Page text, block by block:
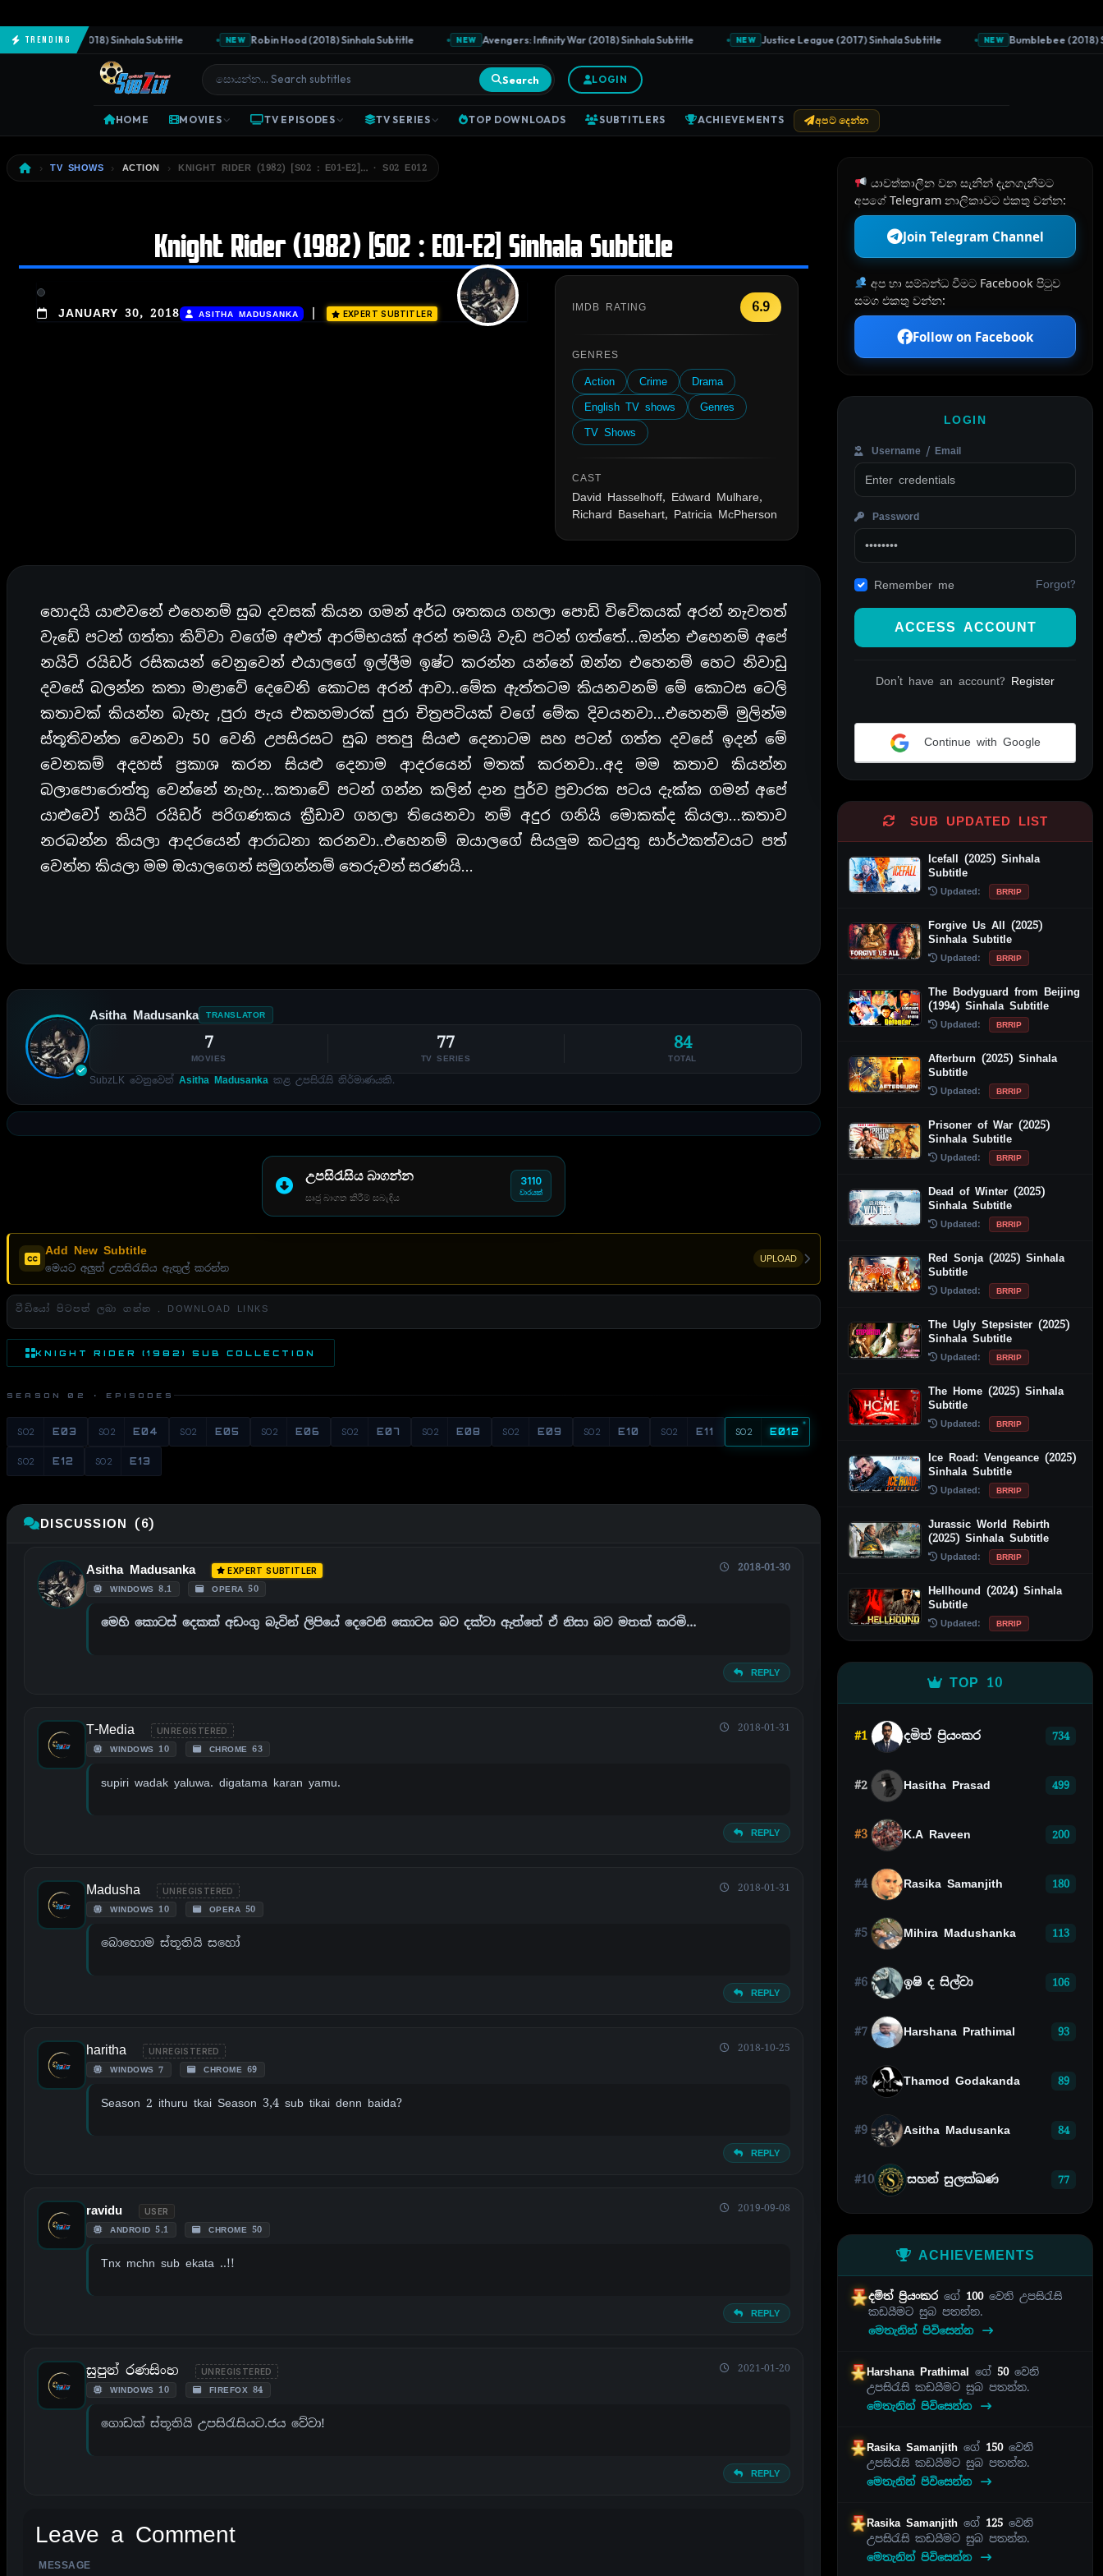
Trending
Predator (2018) Sinhala Subtitle NEW Robin Hood (2018) Sinhala Subtitle NEW Avengers: Infinity War (2018) Sinhala Subtitle NEW Justice League (2017) Sinhala Subtitle NEW Bumblebee (2018)
Search LOGIN
HOME MOVIES TV EPISODES TV SERIES TOP DOWNLOADS SUBTITLERS ACHIEVEMENTS අපට දෙන්න
TV SHOWS ACTION KNIGHT RIDER (1982) [S02 : E01-E2]… · S02 E012
Knight Rider (1982) [S02 : E01-E2] Sinhala Subtitle
JANUARY 30, 2018 ASITHA MADUSANKA EXPERT SUBTITLER
IMDB RATING 6.9
GENRES
Action Crime
Drama
English TV shows
Genres
TV Shows
CAST
David Hasselhoff, Edward Mulhare,
Richard Basehart, Patricia McPherson
හොදයි යාළුවනේ එහෙනම් සුබ දවසක් කියන ගමන් අර්ධ ශතකය ගහලා පොඩි විවේකයක් අරන් නැවතත්
වැඩේ පටන් ගත්තා කිව්වා වගේම අළුත් ආරම්භයක් අරන් තමයි වැඩ පටන් ගත්තේ…ඔන්න එහෙනම් අපේ
නයිට් රයිඩර් රසිකයන් වෙනුවෙන් එයාලගේ ඉල්ලීම ඉෂ්ට කරන්න යන්නේ ඔන්න එහෙනම් හෙට නිවාඩු
දවසේ බලන්න කතා මාළාවේ දෙවෙනි කොටස අරන් ආවා..මේක ඇත්තටම කියනවනම් මේ කොටස ටෙලි
කතාවක් කියන්න බැහැ ,පුරා පැය එකහමාරක් පුරා චිත්‍රපටියක් වගේ මේක දිවයනවා…එහෙනම් මුලින්ම
ස්තූතිවන්ත වෙනවා 50 වෙනි උපසිරසට සුබ පතපු සියළු දෙනාටම සහ පටන් ගත්ත දවසේ ඉදන් මේ
වෙනකම් අදහස් ප්‍රකාශ කරන සියළු දෙනාම ආදරයෙන් මතක් කරනවා..අද මම කතාව කියන්න
බලාපොරොත්තු වෙන්නේ නැහැ…කතාවේ පටන් ගන්න කලින් දාන පුර්ව ප්‍රචාරක පටය දැක්ක ගමන් අපේ
යාළුවෝ නයිට් රයිඩර් පරිගණකය ක්‍රීඩාව ගහලා තියෙනවා නම් අදුර ගනියි මොකක්ද කියලා…කතාව
නරබන්න කියලා ආදරයෙන් ආරාධනා කරනවා..එහෙනම් ඔයාලගේ සියලුම කටයුතු සාර්ථකත්වයට පත්
වෙන්න කියලා මම ඔයාලගෙන් සමුගන්නම් තෙරුවන් සරණයි…
Asitha Madusanka TRANSLATOR
7
MOVIES
77
TV SERIES
84
TOTAL
SubzLK වෙනුවෙන් Asitha Madusanka කළ උපසිරැසි නිර්මාණයකි.
උපසිරැසිය බාගන්න
සෘජු බාගත කිරීම් සබැඳිය
3110
වාරයක්
Add New Subtitle
මෙයට අලුත් උපසිරැසිය ඇතුල් කරන්න
UPLOAD
වීඩියෝ පිටපත් ලබා ගන්න . DOWNLOAD LINKS
KNIGHT RIDER (1982) SUB COLLECTION
SEASON 02 · EPISODES
S02 E03 S02 E04 S02 E05 S02 E06 S02 E07 S02 E08 S02 E09 S02 E10 S02 E11 S02 E012
S02 E12 S02 E13
DISCUSSION (6)
Asitha Madusanka EXPERT SUBTITLER
WINDOWS 8.1 OPERA 50
2018-01-30
මෙහි කොටස් දෙකක් අඩංගු බැවින් ලිපියේ දෙවෙනි කොටස බව දක්වා ඇත්තේ ඒ නිසා බව මතක් කරමි…
REPLY
T-Media UNREGISTERED
WINDOWS 10 CHROME 63
2018-01-31
supiri wadak yaluwa. digatama karan yamu.
REPLY
Madusha UNREGISTERED
WINDOWS 10 OPERA 50
2018-01-31
බොහොම ස්තූතියි සහෝ
REPLY
haritha UNREGISTERED
WINDOWS 7 CHROME 69
2018-10-25
Season 2 ithuru tkai Season 3,4 sub tikai denn baida?
REPLY
ravidu USER
ANDROID 5.1 CHROME 50
2019-09-08
Tnx mchn sub ekata ..!!
REPLY
සුපුන් රණසිංහ UNREGISTERED
WINDOWS 10 FIREFOX 84
2021-01-20
ගොඩක් ස්තූතියි උපසිරැසියට.ජය වේවා!
REPLY
Leave a Comment
MESSAGE
ALTERNATIVE:
යාවත්කාලීන වන සැනින් දැනගැනීමට
අපගේ Telegram නාලිකාවට එකතු වන්න:
Join Telegram Channel
අප හා සම්බන්ධ වීමට Facebook පිටුව
සමග එකතු වන්න:
Follow on Facebook
LOGIN
Username / Email
Password
Remember me Forgot?
ACCESS ACCOUNT
Don't have an account? Register
Continue with Google
SUB UPDATED LIST
Icefall (2025) Sinhala
Subtitle
Updated: BRRIP
Forgive Us All (2025)
Sinhala Subtitle
Updated: BRRIP
The Bodyguard from Beijing
(1994) Sinhala Subtitle
Updated: BRRIP
Afterburn (2025) Sinhala
Subtitle
Updated: BRRIP
Prisoner of War (2025)
Sinhala Subtitle
Updated: BRRIP
Dead of Winter (2025)
Sinhala Subtitle
Updated: BRRIP
Red Sonja (2025) Sinhala
Subtitle
Updated: BRRIP
The Ugly Stepsister (2025)
Sinhala Subtitle
Updated: BRRIP
The Home (2025) Sinhala
Subtitle
Updated: BRRIP
Ice Road: Vengeance (2025)
Sinhala Subtitle
Updated: BRRIP
Jurassic World Rebirth
(2025) Sinhala Subtitle
Updated: BRRIP
Hellhound (2024) Sinhala
Subtitle
Updated: BRRIP
TOP 10
#1 දමිත් ප්‍රියංකර 734
#2 Hasitha Prasad 499
#3 K.A Raveen 200
#4 Rasika Samanjith 180
#5 Mihira Madushanka 113
#6 ඉෂි ද සිල්වා 106
#7 Harshana Prathimal 93
#8 Thamod Godakanda 89
#9 Asitha Madusanka 84
#10 සහන් සුලක්ඛණ 77
ACHIEVEMENTS
දමිත් ප්‍රියංකර ගේ 100වෙනි උපසිරැසි
කඩයීමට සුබ පතන්න.
මෙතැනින් පිවිසෙන්න
Harshana Prathimal ගේ 50වෙනි
උපසිරැසි කඩයීමට සුබ පතන්න.
මෙතැනින් පිවිසෙන්න
Rasika Samanjithගේ 150වෙනි
උපසිරැසි කඩයීමට සුබ පතන්න.
මෙතැනින් පිවිසෙන්න
Rasika Samanjithගේ 125 වෙනි
උපසිරැසි කඩයීමට සුබ පතන්න.
මෙතැනින් පිවිසෙන්න